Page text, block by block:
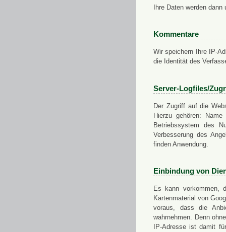
Ihre Daten werden
Kommentare
Wir speichern Ihre IP-
die Identität des
Server-Logfiles/
Der Zugriff auf die
Hierzu gehören:
Betriebssystem des
Verbesserung des
finden Anwendung.
Einbindung von
Es kann vorkommen,
Kartenmaterial von
voraus, dass die
wahrnehmen. Denn
IP-Adresse ist damit